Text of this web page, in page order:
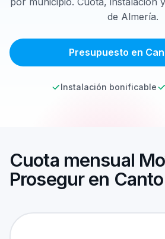
de Almería.
Presupuesto en
Instalación bonificable
Cuota mensual
Prosegur en